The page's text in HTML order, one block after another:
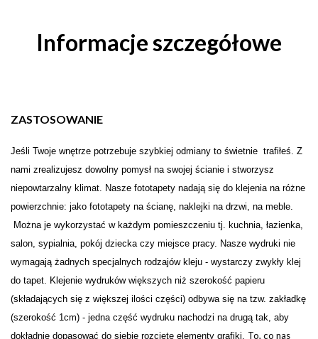
Informacje szczegółowe
ZASTOSOWANIE
Jeś li Twoje wnętrze potrzebuje szybkiej odmiany to świetnie trafiłeś. Z
nami zrealizujesz dowolny pomysł na swojej ścianie i stworzysz
niepowtarzalny klimat. Nasze fototapety nadają się do klejenia na różne
powierzchnie: jako fototapety na ścianę, naklejki na drzwi, na meble.
Można je wykorzystać w każdym pomieszczeniu tj. kuchnia, łazienka,
salon, sypialnia, pokój dziecka czy miejsce pracy. Nasze wydruki nie
wymagają żadnych specjalnych rodzajów kleju - wystarczy zwykły klej
do tapet. Klejenie wydruków większych niż szerokość papieru
(składających się z większej ilości części) odbywa się na tzw. zakładkę
(szerokość 1cm) - jedna część wydruku nachodzi na drugą tak, aby
dokładnie dopasować do siebie rozcięte elementy grafiki. To, co nas